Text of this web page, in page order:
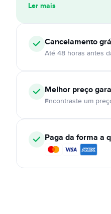
Ler mais
Cancelamento
Até 48 horas antes
Melhor preço
Encontraste um
Paga da forma a